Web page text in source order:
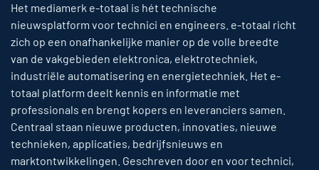
Het mediamerk e-totaal is hét technische
nieuwsplatform voor technici en engineers. e-totaal richt
zich op een onafhankelijke manier op de volle breedte
van de vakgebieden elektronica, elektrotechniek,
industriële automatisering en energietechniek. Het e-
totaal platform deelt kennis en informatie met
professionals en brengt kopers en leveranciers samen.
Centraal staan nieuwe producten, innovaties, nieuwe
technieken, applicaties, bedrijfsnieuws en
marktontwikkelingen. Geschreven door en voor technici,